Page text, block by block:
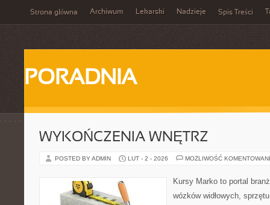
Strona główna Archiwum Lekarski Nadzieje Spis Treści
PORADNIA
WYKOŃCZENIA WNĘTRZ
POSTED BY ADMIN LUT - 2 - 2026 MOŻLIWOŚĆ
Kursy Marko to portal
wózków widłowych,